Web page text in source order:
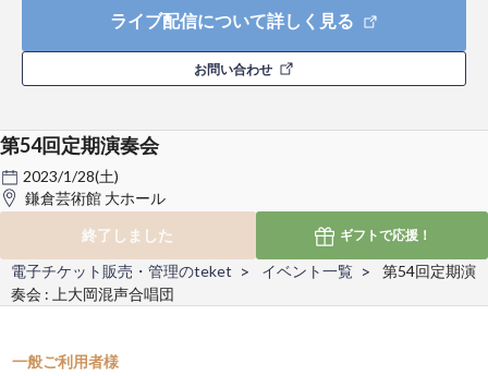
ライブ配信について詳しく見る
お問い合わせ
第54回定期演奏会
2023/1/28(土)
鎌倉芸術館 大ホール
終了しました
ギフトで応援！
電子チケット販売・管理のteket イベント一覧
第54回定期演
奏会 : 上大岡混声合唱団
一般ご利用者様